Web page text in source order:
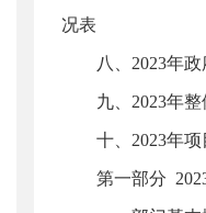
况表
八、2023年政
九、2023年整
十、2023年项
第一部分 2023